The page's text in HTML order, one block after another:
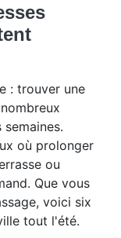
: trouver une
où prolonger
ou
Que vous
voici six
tout l'été.